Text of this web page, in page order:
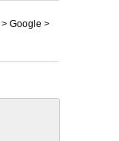
> Google >